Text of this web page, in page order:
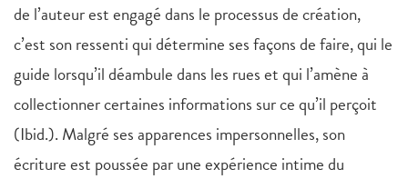
de l’auteur est engagé dans le processus de création,
c’est son ressenti qui détermine ses façons de faire, qui le
guide lorsqu’il déambule dans les rues et qui l’amène à
collectionner certaines informations sur ce qu’il perçoit
(Ibid.). Malgré ses apparences impersonnelles, son
écriture est poussée par une expérience intime du